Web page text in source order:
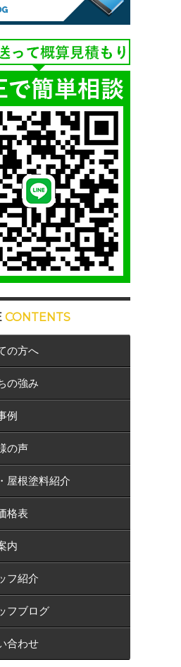
CONTENTS
の方へ
の強み
例
の声
屋根塗料紹介
格表
内
フ紹介
フブログ
合わせ